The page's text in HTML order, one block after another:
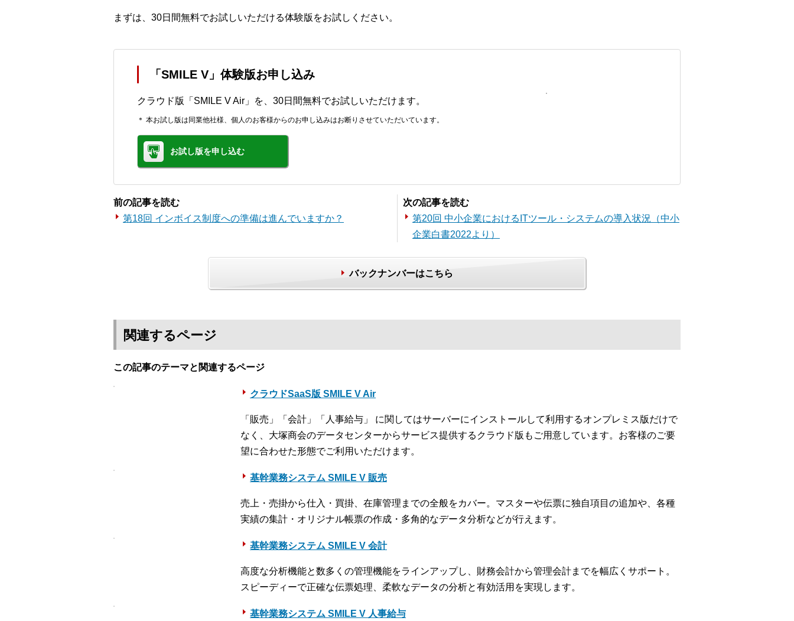
まずは、30日間無料でお試しいただける体験版をお試しください。
「SMILE V」体験版お申し込み
クラウド版「SMILE V Air」を、30日間無料でお試しいただけます。
＊ 本お試し版は同業他社様、個人のお客様からのお申し込みはお断りさせていただいています。
お試し版を申し込む
前の記事を読む
第18回 インボイス制度への準備は進んでいますか？
次の記事を読む
第20回 中小企業におけるITツール・システムの導入状況（中小
企業白書2022より）
バックナンバーはこちら
関連するページ
この記事のテーマと関連するページ
クラウドSaaS版 SMILE V Air
「販売」「会計」「人事給与」 に関してはサーバーにインストールして利用するオンプレミス版だけで
なく、大塚商会のデータセンターからサービス提供するクラウド版もご用意しています。お客様のご要
望に合わせた形態でご利用いただけます。
基幹業務システム SMILE V 販売
売上・売掛から仕入・買掛、在庫管理までの全般をカバー。マスターや伝票に独自項目の追加や、各種
実績の集計・オリジナル帳票の作成・多角的なデータ分析などが行えます。
基幹業務システム SMILE V 会計
高度な分析機能と数多くの管理機能をラインアップし、財務会計から管理会計までを幅広くサポート。
スピーディーで正確な伝票処理、柔軟なデータの分析と有効活用を実現します。
基幹業務システム SMILE V 人事給与